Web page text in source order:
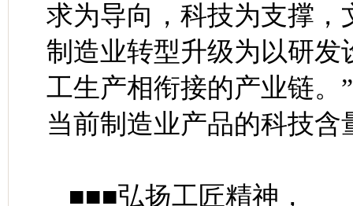
求为导向，科技为支撑
制造业转型升级为以研
工生产相衔接的产业链。
当前制造业产品的科技
■■■弘扬工匠精神，